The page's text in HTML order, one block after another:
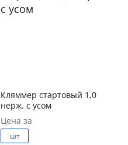
Кляммер стартовый 1,0
нерж. с усом
Цена за
шт